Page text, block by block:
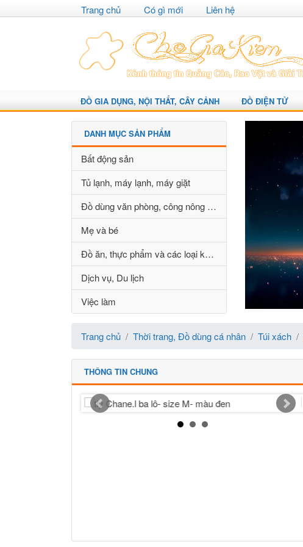
Trang chủ Có gì mới Liên hệ
ĐỒ GIA DỤNG, NỘI THẤT, CÂY CẢNH ĐỒ ĐIỆN TỬ
DANH MỤC SẢN PHẨM
Bất động sản
Tủ lạnh, máy lạnh, máy giặt
Đồ dùng văn phòng, công nông nghiệp
Mẹ và bé
Đồ ăn, thực phẩm và các loại khác
Dịch vụ, Du lịch
Việc làm
Trang chủ Thời trang, Đồ dùng cá nhân Túi xách
THÔNG TIN CHUNG